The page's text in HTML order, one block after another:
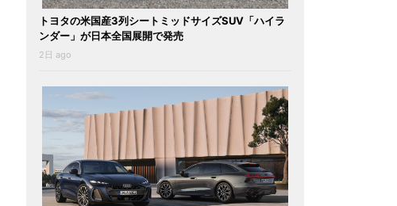
トヨタの米国産3列シートミッドサイズSUV「ハイラ
ンダー」が日本全国展開で発売
2日 ago